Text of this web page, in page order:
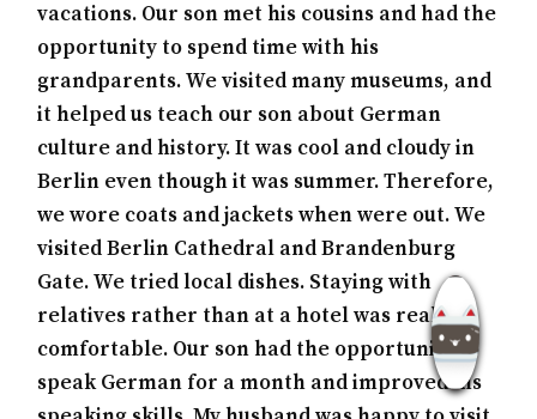
vacations. Our son met his cousins and had the
opportunity to spend time with his
grandparents. We visited many museums, and
it helped us teach our son about German
culture and history. It was cool and cloudy in
Berlin even though it was summer. Therefore,
we wore coats and jackets when were out. We
visited Berlin Cathedral and Brandenburg
Gate. We tried local dishes. Staying with
relatives rather than at a hotel was really
comfortable. Our son had the opportunity to
speak German for a month and improved his